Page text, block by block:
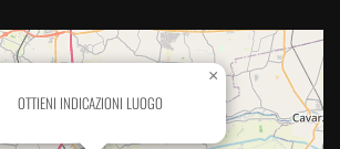
OTTIENI INDICAZIONI LUOGO
×